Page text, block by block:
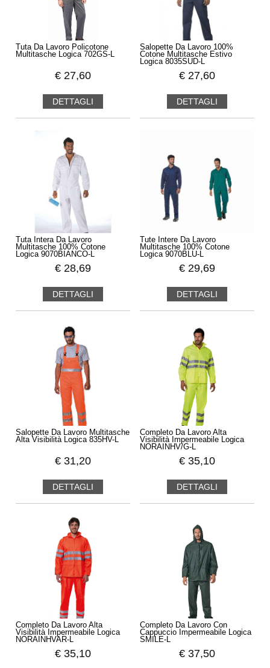
Tuta Da Lavoro Policotone
Multitasche Logica 702GS-L
€ 27,60
DETTAGLI
Salopette Da Lavoro 100%
Cotone Multitasche Estivo
Logica 8035SUD-L
€ 27,60
DETTAGLI
Tuta Intera Da Lavoro
Multitasche 100% Cotone
Logica 9070BIANCO-L
€ 28,69
DETTAGLI
Tute Intere Da Lavoro
Multitasche 100% Cotone
Logica 9070BLU-L
€ 29,69
DETTAGLI
Salopette Da Lavoro Multitasche
Alta Visibilità Logica 835HV-L
€ 31,20
DETTAGLI
Completo Da Lavoro Alta
Visibilità Impermeabile Logica
NORAINHV/G-L
€ 35,10
DETTAGLI
Completo Da Lavoro Alta
Visibilità Impermeabile Logica
NORAINHVAR-L
€ 35,10
Completo Da Lavoro Con
Cappuccio Impermeabile Logica
SMILE-L
€ 37,50